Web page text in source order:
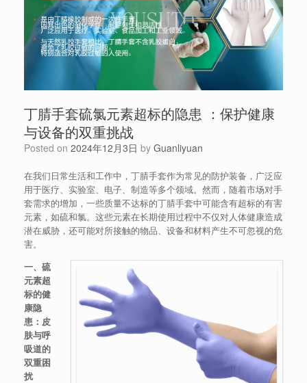
丁腈手套硫氯元素超标的隐患 ：保护健康
与设备的双重挑战
Posted on 2024年12月3日 by Guanliyuan
在我们日常生活和工作中，丁腈手套作为常见的防护装备，广泛应
用于医疗、实验室、电子、制造等多个领域。然而，随着市场对手
套需求的增加，一些质量不达标的丁腈手套中可能含有超标的有害
元素，如硫和氯。这些元素在长期使用过程中不仅对人体健康造成
潜在威胁，还可能对所接触的物品、设备和材料产生不可忽视的危
害。
一、硫
元素超
标的健
康隐
患：皮
肤与呼
吸道的
双重困
扰